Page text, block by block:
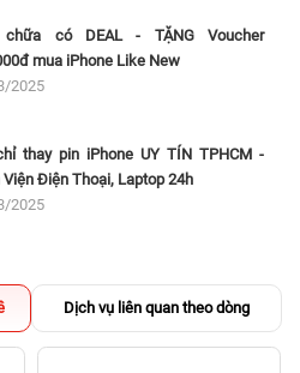
chữa có DEAL - TẶNG Voucher
mua iPhone Like New
2025
thay pin iPhone UY TÍN TPHCM -
Viện Điện Thoại, Laptop 24h
2025
Dịch vụ liên quan theo dòng